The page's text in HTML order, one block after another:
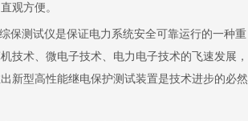
观方便。
保测试仪是保证电力系统安全可靠运行的一种重
技术、微电子技术、电力电子技术的飞速发展，
新型高性能继电保护测试装置是技术进步的必然